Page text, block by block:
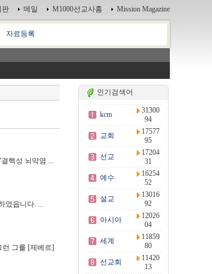
판 메일 M1000선교사홈 Mission Magazine
자료등록
핵성 뇌막염 ...
였읍니다. ...
런 그를 [제베르]
인기검색어
kcm
31300
94
교회
17577
95
선교
17204
31
예수
16254
52
설교
13016
92
아시아
12026
04
세계
11859
80
선교회
11420
13